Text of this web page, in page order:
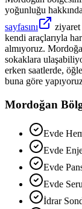
yoğunluğu
sayfasını
kendi araçlarıyla
almıyoruz.
sokaklara
erken saatlerde,
buna göre
Mordoğan
Evde
Evde
Evde
Evde
İdrar